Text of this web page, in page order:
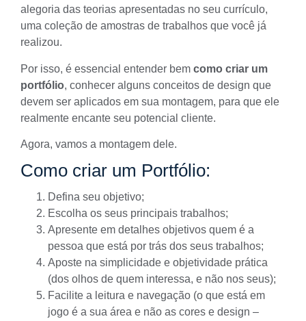
alegoria das teorias apresentadas no seu currículo,
uma coleção de amostras de trabalhos que você já
realizou.
Por isso, é essencial entender bem como criar um
portfólio, conhecer alguns conceitos de design que
devem ser aplicados em sua montagem, para que ele
realmente encante seu potencial cliente.
Agora, vamos a montagem dele.
Como criar um Portfólio:
Defina seu objetivo;
Escolha os seus principais trabalhos;
Apresente em detalhes objetivos quem é a
pessoa que está por trás dos seus trabalhos;
Aposte na simplicidade e objetividade prática
(dos olhos de quem interessa, e não nos seus);
Facilite a leitura e navegação (o que está em
jogo é a sua área e não as cores e design –